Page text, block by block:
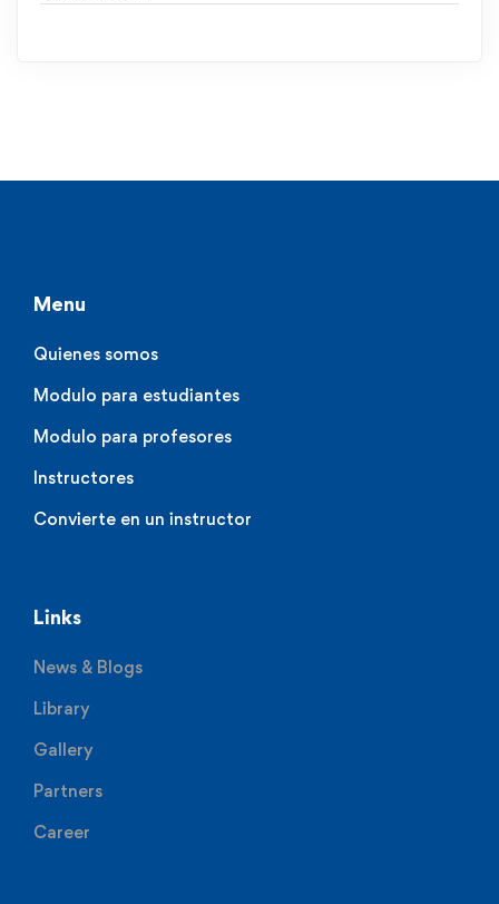
Menu
Quienes somos
Modulo para estudiantes
Modulo para profesores
Instructores
Convierte en un instructor
Links
News & Blogs
Library
Gallery
Partners
Career